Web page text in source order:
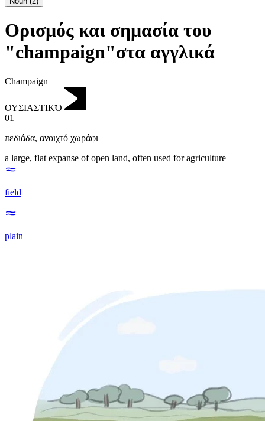
Ορισμός και σημασία του
"champaign"στα αγγλικά
Champaign
ΟΥΣΙΑΣΤΙΚΌ
01
πεδιάδα, ανοιχτό χωράφι
a large, flat expanse of open land, often used for agriculture
field
plain